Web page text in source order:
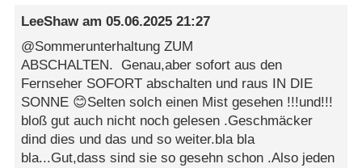
LeeShaw am05.06.2025 21:27
@Sommerunterhaltung ZUM
ABSCHALTEN. Genau,aber sofort aus den
Fernseher SOFORT abschalten und raus IN DIE
SONNE 😊Selten solch einen Mist gesehen !!!und!!!
bloß gut auch nicht noch gelesen .Geschmäcker
dind dies und das und so weiter.bla bla
bla...Gut,dass sind sie so gesehn schon .Also jeden